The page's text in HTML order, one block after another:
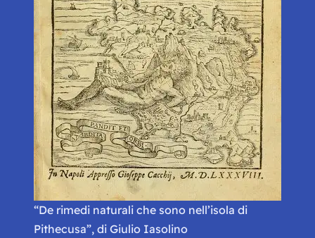
“De rimedi naturali che sono nell’isola di
Pithecusa”, di Giulio Iasolino